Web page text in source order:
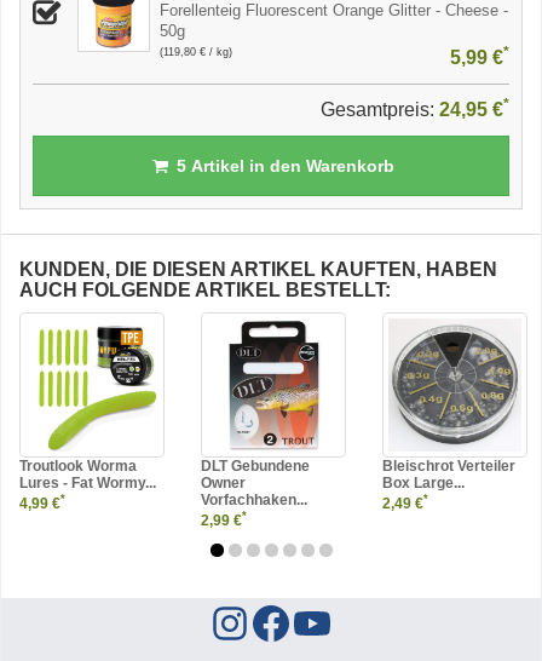
Forellenteig Fluorescent Orange Glitter - Cheese -
50g
(119,80 € / kg) 5,99 €*
Gesamtpreis: 24,95 €*
5Artikel in den Warenkorb
KUNDEN, DIE DIESEN ARTIKEL KAUFTEN, HABEN
AUCH FOLGENDE ARTIKEL BESTELLT:
Troutlook Worma
Lures - Fat Wormy...
4,99 €*
DLT Gebundene
Owner
Vorfachhaken...
2,99 €*
Bleischrot Verteiler
Box Large...
2,49 €*